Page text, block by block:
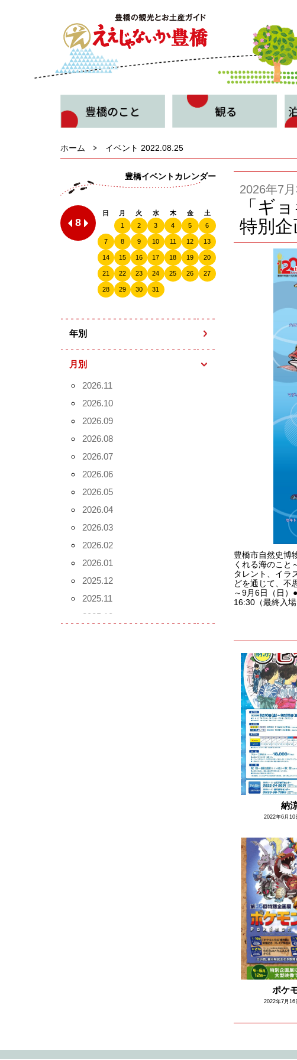
ホーム イベント 2022.08.25
2026年7
「ギ
特別企
豊橋市自然史博
くれる海のこと
タレント、イラ
どを通じて、不
～9月6日（日
16:30（最終入
納
2022年6月10
ポケ
2022年7月16
豊橋イベントカレンダー
8
日 月 火 水 木 金
土
1
2 3 4 5 6
7 8 9 10 11 12 13
14 15 16 17 18 19 20
21 22 23 24 25 26 27
28 29 30 31
年別
月別
2026.11
2026.10
2026.09
2026.08
2026.07
2026.06
2026.05
2026.04
2026.03
2026.02
2026.01
2025.12
2025.11
2025.10